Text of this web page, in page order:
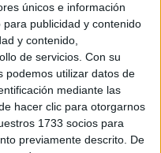
únicos e información
publicidad y contenido
y contenido,
de servicios. Con su
podemos utilizar datos de
mediante las
hacer clic para otorgarnos
1733 socios para
previamente descrito. De
La pregunta del millón